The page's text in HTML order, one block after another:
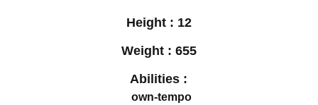
Height : 12
Weight : 655
Abilities :
own-tempo